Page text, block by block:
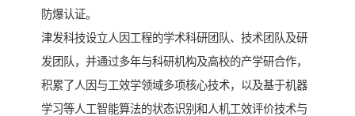
防爆认证。
津发科技设立人因工程的学术科研团队、技术团队及研
发团队，并通过多年与科研机构及高校的产学研合作，
积累了人因与工效学领域多项核心技术，以及基于机器
学习等人工智能算法的状态识别和人机工效评价技术与